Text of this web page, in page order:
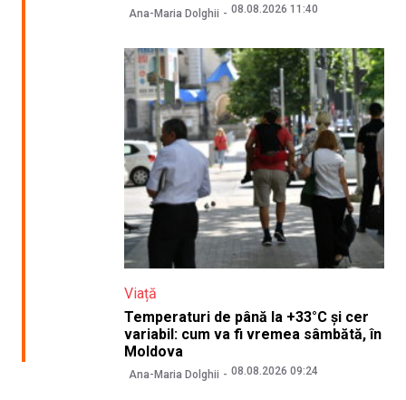
Ana-Maria Dolghii 08.08.2026 11:40
Viață
Temperaturi de până la +33°C și cer
variabil: cum va fi vremea sâmbătă, în
Moldova
Ana-Maria Dolghii 08.08.2026 09:24